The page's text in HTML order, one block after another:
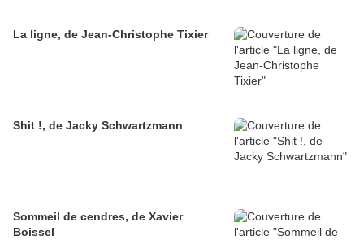
La ligne, de Jean-Christophe Tixier
Shit !, de Jacky Schwartzmann
Sommeil de cendres, de Xavier
Boissel